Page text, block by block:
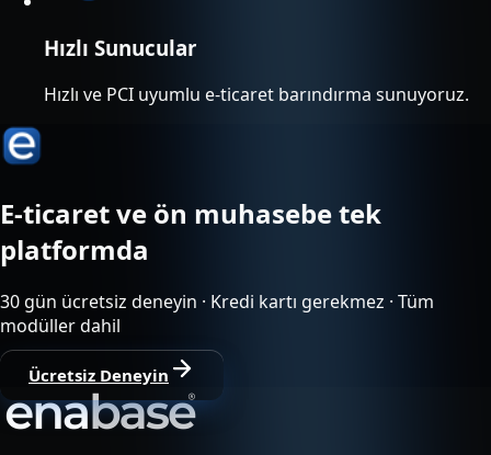
Hızlı Sunucular
Hızlı ve PCI uyumlu e-ticaret barındırma sunuyoruz.
E-ticaret ve ön muhasebe tek
platformda
30 gün ücretsiz deneyin · Kredi kartı gerekmez · Tüm
modüller dahil
Ücretsiz Deneyin